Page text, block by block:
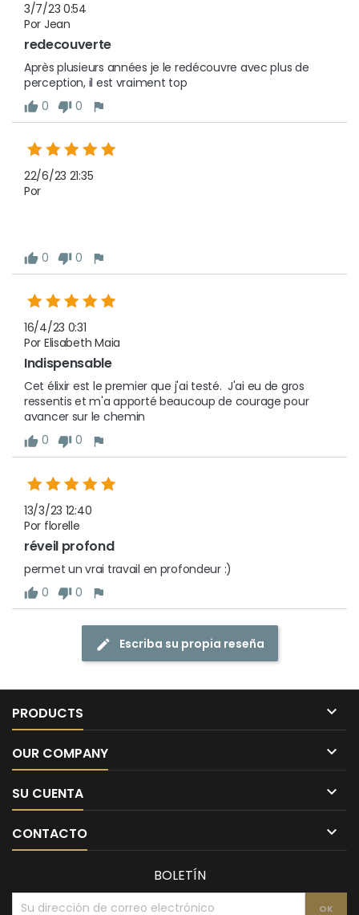
3/7/23 0:54
Por Jean
redecouverte
Après plusieurs années je le redécouvre avec plus de
perception, il est vraiment top
0
0
22/6/23 21:35
Por
0 0
16/4/23 0:31
Por Elisabeth Maia
Indispensable
Cet élixir est le premier que j'ai testé.  J'ai eu de gros
ressentis et m'a apporté beaucoup de courage pour
avancer sur le chemin
0
0
13/3/23 12:40
Por florelle
réveil profond
permet un vrai travail en profondeur :)
0
0
Escriba su propia reseña
PRODUCTS 
OUR COMPANY 
SU CUENTA 
CONTACTO 
BOLETÍN